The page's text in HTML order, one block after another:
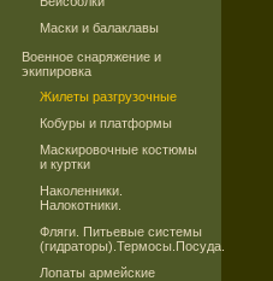
Маски и балаклавы
Военное снаряжение и
экипировка
Жилеты разгрузочные
Кобуры и платформы
Маскировочные костюмы
и куртки
Наколенники.
Налокотники.
Фляги. Питьевые системы
(гидраторы).Термосы.Посуда.
Лопаты армейские